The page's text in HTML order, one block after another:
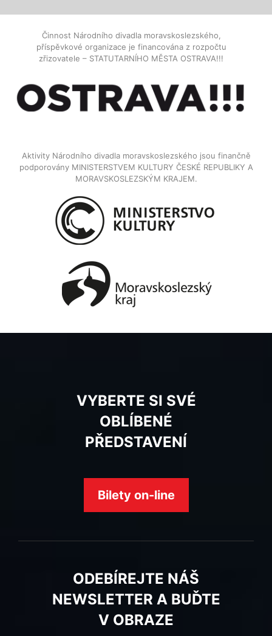
Činnost Národního divadla moravskoslezského,
příspěvkové organizace je financována z rozpočtu
zřizovatele – STATUTARNÍHO MĚSTA OSTRAVA!!!
Aktivity Národního divadla moravskoslezského jsou finančně
podporovány MINISTERSTVEM KULTURY ČESKÉ REPUBLIKY A
MORAVSKOSLEZSKÝM KRAJEM.
VYBERTE SI SVÉ
OBLÍBENÉ
PŘEDSTAVENÍ
Bilety on-line
ODEBÍREJTE NÁŠ
NEWSLETTER A BUĎTE
V OBRAZE